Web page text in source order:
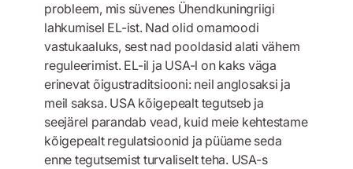
probleem, mis süvenes Ühendkuningriigi
lahkumisel EL-ist. Nad olid omamoodi
vastukaaluks, sest nad pooldasid alati vähem
reguleerimist. EL-il ja USA-l on kaks väga
erinevat õigustraditsiooni: neil anglosaksi ja
meil saksa. USA kõigepealt tegutseb ja
seejärel parandab vead, kuid meie kehtestame
kõigepealt regulatsioonid ja püüame seda
enne tegutsemist turvaliselt teha. USA-s